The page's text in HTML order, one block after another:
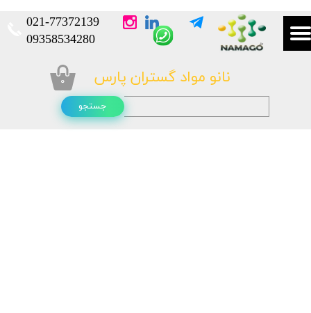
نانو مواد گستران پارس
021-77372139​​​​​​​
​​​​​​​09358534280
جستجو
۰